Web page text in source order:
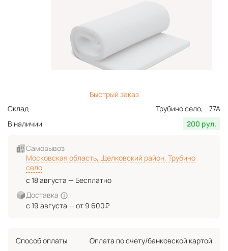
Быстрый заказ
Склад
Трубино село, - 77А
В наличии
200 рул.
Самовывоз
Московская область, Щелковский район, Трубино
село
с 18 августа — Бесплатно
Доставка
с 19 августа — от 9 600₽
Способ оплаты Оплата по счету/банковской картой